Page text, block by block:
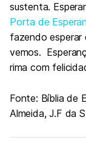
sustenta.
Porta de
fazendo esperar
vemos.
rima com
Fonte: Bíblia de
Almeida, J.F da